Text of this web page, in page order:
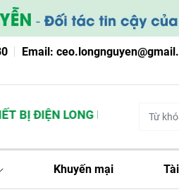
Email:
ĐIỆN LONG NGUYỄN
Khuyến mại